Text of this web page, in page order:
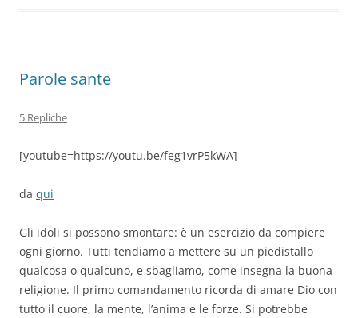
Parole sante
5 Repliche
[youtube=https://youtu.be/feg1vrP5kWA]
da qui
Gli idoli si possono smontare: è un esercizio da compiere
ogni giorno. Tutti tendiamo a mettere su un piedistallo
qualcosa o qualcuno, e sbagliamo, come insegna la buona
religione. Il primo comandamento ricorda di amare Dio con
tutto il cuore, la mente, l’anima e le forze. Si potrebbe